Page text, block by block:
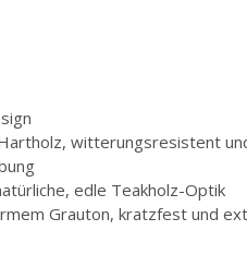
witterungsresistent
edle Teakholz-Optik
Grauton, kratzfest und